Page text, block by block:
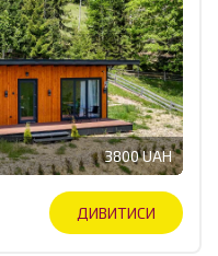
3800 UAH
ДИВИТИСИ